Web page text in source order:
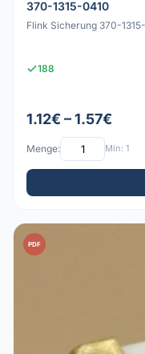
370-1315-0410
Flink Sicherung 370-
188
1.12€ – 1.57€
Menge: Min: 1
PDF